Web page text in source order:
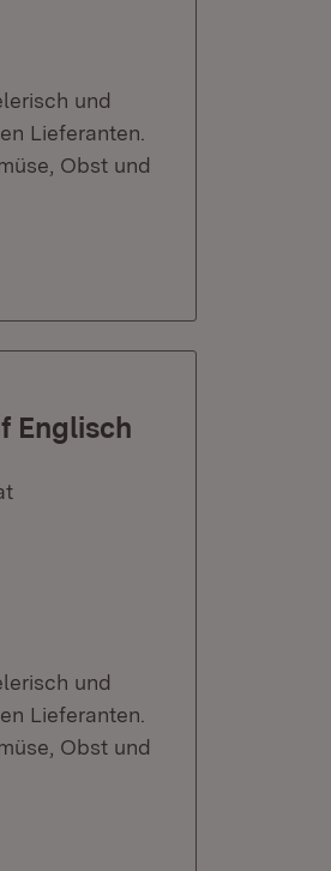
und
Lieferanten.
Obst und
Englisch
und
Lieferanten.
Obst und